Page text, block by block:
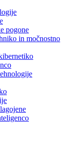
pogone
in močnostno